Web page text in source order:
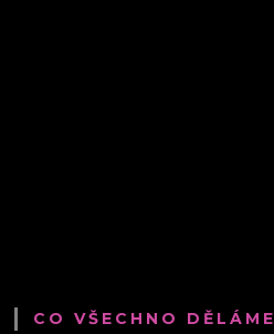
CO VŠECHNO DĚLÁME